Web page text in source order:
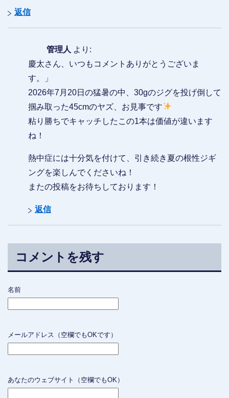
返信
管理人 より:
慶太さん、いつもコメントありがとうございま
す。」
2026年7月20日の猛暑の中、30gのジグを投げ倒して
掴み取った45cmのヤズ、お見事です
粘り勝ちでキャッチしたこの1本は価値が違います
ね！
熱中症には十分気を付けて、引き続き夏の根性ジギ
ングを楽しんでくださいね！
またの投稿をお待ちしております！
返信
コメントを残す
名前
メールアドレス（空欄でもOKです）
あなたのウェブサイト（空欄でもOK）